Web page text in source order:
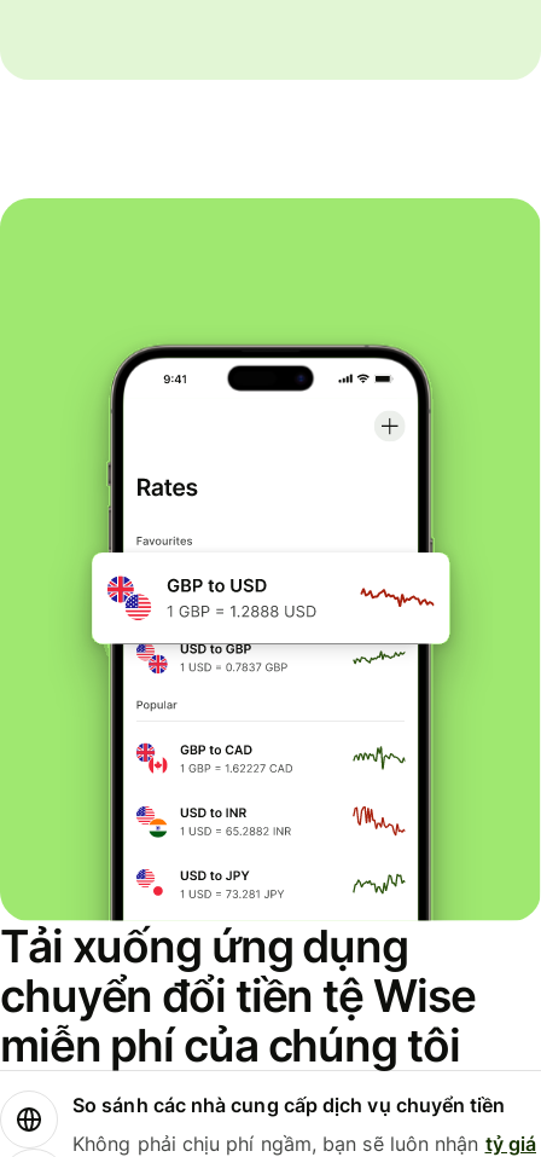
Tải xuống ứng dụng
chuyển đổi tiền tệ Wise
miễn phí của chúng tôi
So sánh các nhà cung cấp dịch vụ chuyển tiền
Không phải chịu phí ngầm, bạn sẽ luôn nhận tỷ giá